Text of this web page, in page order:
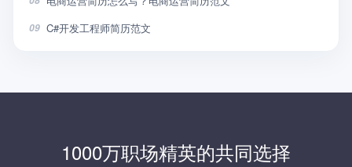
09 C#开发工程师简历范文
1000万职场精英的共同选择